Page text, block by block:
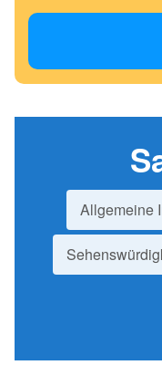
Allgemeine